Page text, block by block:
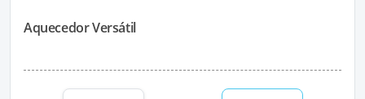
Aquecedor Versátil